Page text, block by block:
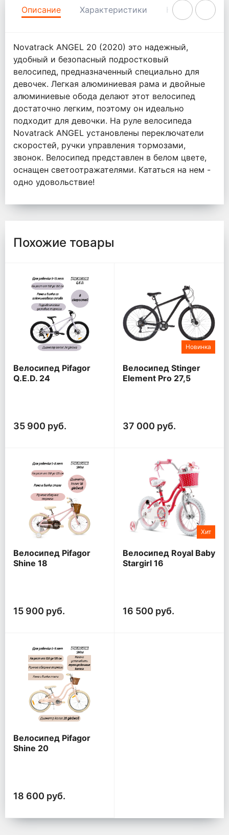
Описание Характеристики Комментарии
Novatrack ANGEL 20 (2020) это надежный,
удобный и безопасный подростковый
велосипед, предназначенный специально для
девочек. Легкая алюминиевая рама и двойные
алюминиевые обода делают этот велосипед
достаточно легким, поэтому он идеально
подходит для девочки. На руле велосипеда
Novatrack ANGEL установлены переключатели
скоростей, ручки управления тормозами,
звонок. Велосипед представлен в белом цвете,
оснащен светоотражателями. Кататься на нем -
одно удовольствие!
Похожие товары
Велосипед Pifagor
Q.E.D. 24
35 900 руб.
Новинка
Велосипед Stinger
Element Pro 27,5
37 000 руб.
Велосипед Pifagor
Shine 18
15 900 руб.
Хит
Велосипед Royal Baby
Stargirl 16
16 500 руб.
Велосипед Pifagor
Shine 20
18 600 руб.